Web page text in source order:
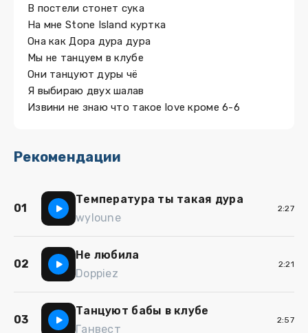
В постели стонет сука
На мне Stone Island куртка
Она как Дора дура дура
Мы не танцуем в клубе
Они танцуют дуры чё
Я выбираю двух шалав
Извини не знаю что такое love кроме 6-6
Рекомендации
01
Температура ты такая дура
wyloune
2:27
02
Не любила
Doppiez
2:21
03
Танцуют бабы в клубе
Ганвест
2:57